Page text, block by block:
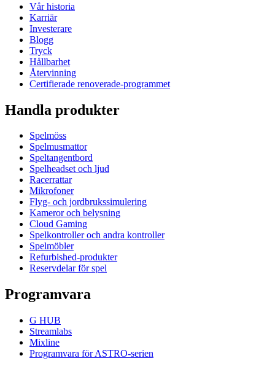
Vår historia
Karriär
Investerare
Blogg
Tryck
Hållbarhet
Återvinning
Certifierade renoverade-programmet
Handla produkter
Spelmöss
Spelmusmattor
Speltangentbord
Spelheadset och ljud
Racerrattar
Mikrofoner
Flyg- och jordbrukssimulering
Kameror och belysning
Cloud Gaming
Spelkontroller och andra kontroller
Spelmöbler
Refurbished-produkter
Reservdelar för spel
Programvara
G HUB
Streamlabs
Mixline
Programvara för ASTRO-serien